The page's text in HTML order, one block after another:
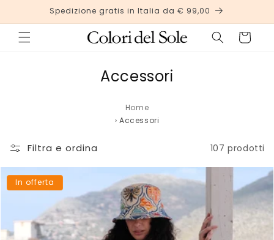
direttamente
ai contenuti
Spedizione gratis in Italia da € 99,00
Carrello
C
z
i
o
n
Accessori
Home
› Accessori
Filtra e ordina 107 prodotti
In offerta